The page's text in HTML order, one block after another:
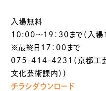
入場無料
10:00～19：30まで（入場
※最終日17：00まで
075-414-4231（京都工
文化芸術課内））
チラシダウンロード